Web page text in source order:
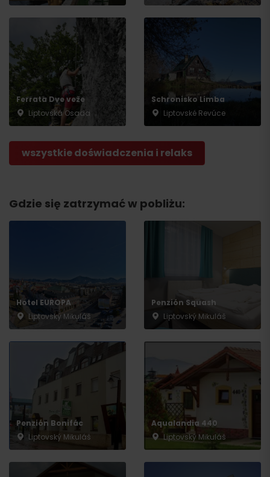
Ferrata Dve veže
Liptovská Osada
Schronisko Limba
Liptovské Revúce
wszystkie doświadczenia i relaks
Gdzie się zatrzymać w pobliżu:
Hotel EUROPA
Liptovský Mikuláš
Penzión Squash
Liptovský Mikuláš
Penzión Bonifác
Liptovský Mikuláš
Aqualandia 440
Liptovský Mikuláš
Wyjazd